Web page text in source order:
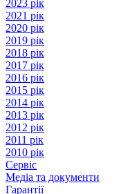
2023 рік
2021 рік
2020 рік
2019 рік
2018 рік
2017 рік
2016 рік
2015 рік
2014 рік
2013 рік
2012 рік
2011 рік
2010 рік
Сервіс
Медіа та документи
Гарантії